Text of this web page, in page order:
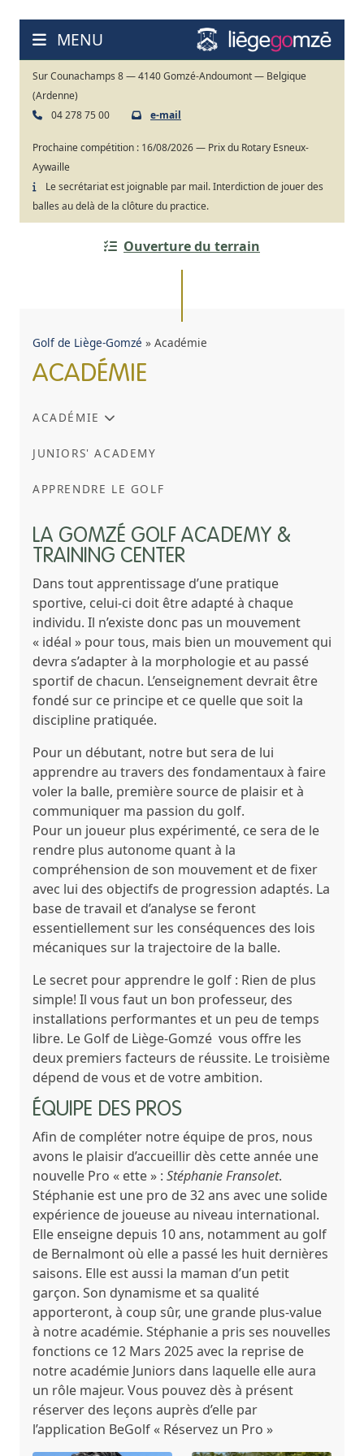
contenu
MENU
Sur Counachamps 8 — 4140 Gomzé-Andoumont — Belgique
(Ardenne)
04 278 75 00
e-mail
Prochaine compétition : 16/08/2026 — Prix du Rotary Esneux-
Aywaille
Le secrétariat est joignable par mail. Interdiction de jouer des
balles au delà de la clôture du practice.
Ouverture du terrain
Golf de Liège-Gomzé » Académie
ACADÉMIE
ACADÉMIE
JUNIORS' ACADEMY
APPRENDRE LE GOLF
LA GOMZÉ GOLF ACADEMY &
TRAINING CENTER
Dans tout apprentissage d’une pratique
sportive, celui-ci doit être adapté à chaque
individu. Il n’existe donc pas un mouvement
« idéal » pour tous, mais bien un mouvement qui
devra s’adapter à la morphologie et au passé
sportif de chacun. L’enseignement devrait être
fondé sur ce principe et ce quelle que soit la
discipline pratiquée.
Pour un débutant, notre but sera de lui
apprendre au travers des fondamentaux à faire
voler la balle, première source de plaisir et à
communiquer ma passion du golf.
Pour un joueur plus expérimenté, ce sera de le
rendre plus autonome quant à la
compréhension de son mouvement et de fixer
avec lui des objectifs de progression adaptés. La
base de travail et d’analyse se feront
essentiellement sur les conséquences des lois
mécaniques sur la trajectoire de la balle.
Le secret pour apprendre le golf : Rien de plus
simple! Il vous faut un bon professeur, des
installations performantes et un peu de temps
libre. Le Golf de Liège-Gomzé vous offre les
deux premiers facteurs de réussite. Le troisième
dépend de vous et de votre ambition.
ÉQUIPE DES PROS
Afin de compléter notre équipe de pros, nous
avons le plaisir d’accueillir dès cette année une
nouvelle Pro « ette » : Stéphanie Fransolet.
Stéphanie est une pro de 32 ans avec une solide
expérience de joueuse au niveau international.
Elle enseigne depuis 10 ans, notamment au golf
de Bernalmont où elle a passé les huit dernières
saisons. Elle est aussi la maman d’un petit
garçon. Son dynamisme et sa qualité
apporteront, à coup sûr, une grande plus-value
à notre académie. Stéphanie a pris ses nouvelles
fonctions ce 12 Mars 2025 avec la reprise de
notre académie Juniors dans laquelle elle aura
un rôle majeur. Vous pouvez dès à présent
réserver des leçons auprès d’elle par
l’application BeGolf « Réservez un Pro »